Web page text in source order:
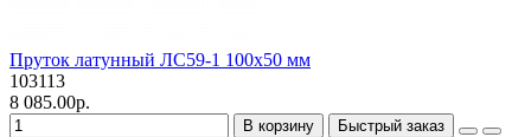
Пруток латунный ЛС59-1 100х50 мм
103113
8 085.00р.
В корзину Быстрый заказ